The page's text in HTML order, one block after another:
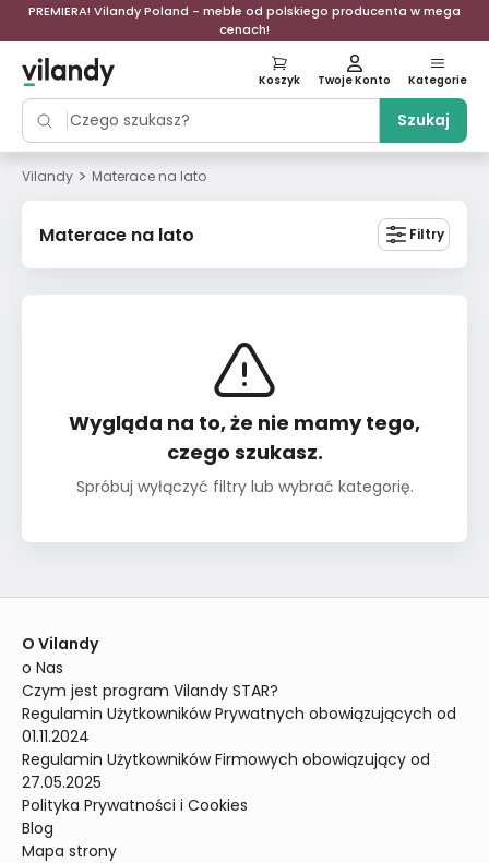
PREMIERA! Vilandy Poland - meble od polskiego producenta w mega
cenach!
Szukaj
Koszyk Twoje Konto Kategorie
Vilandy > Materace na lato
Materace na lato Filtry
Wygląda na to, że nie mamy tego,
czego szukasz.
Spróbuj wyłączyć filtry lub wybrać kategorię.
O Vilandy
o Nas
Czym jest program Vilandy STAR?
Regulamin Użytkowników Prywatnych obowiązujących od
01.11.2024
Regulamin Użytkowników Firmowych obowiązujący od
27.05.2025
Polityka Prywatności i Cookies
Blog
Mapa strony